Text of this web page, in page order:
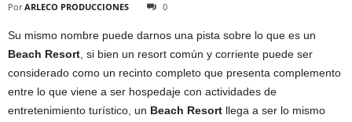
Por ARLECO PRODUCCIONES 0
Su mismo nombre puede darnos una pista sobre lo que es un
Beach Resort , si bien un resort común y corriente puede ser
considerado como un recinto completo que presenta complemento
entre lo que viene a ser hospedaje con actividades de
entretenimiento turístico, un Beach Resort llega a ser lo mismo